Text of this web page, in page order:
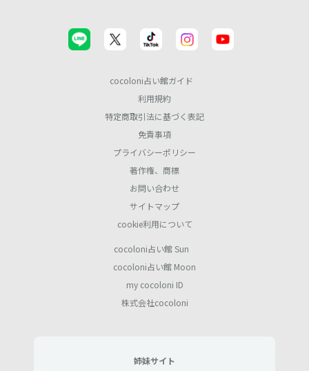
cocoloni占い館ガイド
利用規約
特定商取引法に基づく表記
免責事項
プライバシーポリシー
著作権、商標
お問い合わせ
サイトマップ
cookie利用について
cocoloni占い館 Sun
cocoloni占い館 Moon
my cocoloni ID
株式会社cocoloni
姉妹サイト